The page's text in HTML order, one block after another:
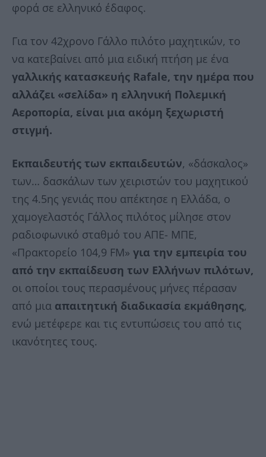
φορά σε ελληνικό έδαφος.
Για τον 42χρονο Γάλλο πιλότο μαχητικών, το
να κατεβαίνει από μια ειδική πτήση με ένα
γαλλικής κατασκευής Rafale, την ημέρα που
αλλάζει «σελίδα» η ελληνική Πολεμική
Αεροπορία, είναι μια ακόμη ξεχωριστή
στιγμή.
Εκπαιδευτής των εκπαιδευτών, «δάσκαλος»
των… δασκάλων των χειριστών του μαχητικού
της 4.5ης γενιάς που απέκτησε η Ελλάδα, ο
χαμογελαστός Γάλλος πιλότος μίλησε στον
ραδιοφωνικό σταθμό του ΑΠΕ- ΜΠΕ,
«Πρακτορείο 104,9 FM» για την εμπειρία του
από την εκπαίδευση των Ελλήνων πιλότων,
οι οποίοι τους περασμένους μήνες πέρασαν
από μια απαιτητική διαδικασία εκμάθησης,
ενώ μετέφερε και τις εντυπώσεις του από τις
ικανότητες τους.